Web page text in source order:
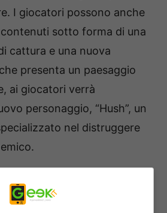
I giocatori possono anche
sotto forma di una
cattura e una nuova
presenta un paesaggio
ai giocatori verrà
personaggio, “Hush”, un
nel distruggere
Fest, Nexon ospiterà